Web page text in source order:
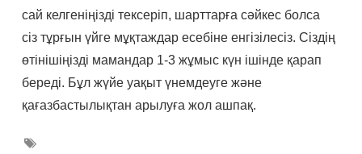
сай келгеніңізді тексеріп, шарттарға сәйкес болса
сіз тұрғын үйге мұқтаждар есебіне енгізілесіз. Сіздің
өтінішіңізді мамандар 1-3 жұмыс күн ішінде қарап
береді. Бұл жүйе уақыт үнемдеуге және
қағазбастылықтан арылуға жол ашпақ.